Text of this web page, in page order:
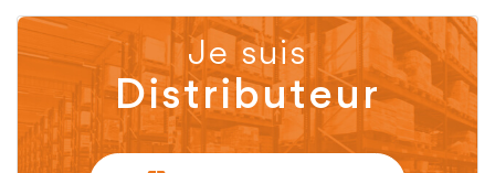
Je suis
Distributeur